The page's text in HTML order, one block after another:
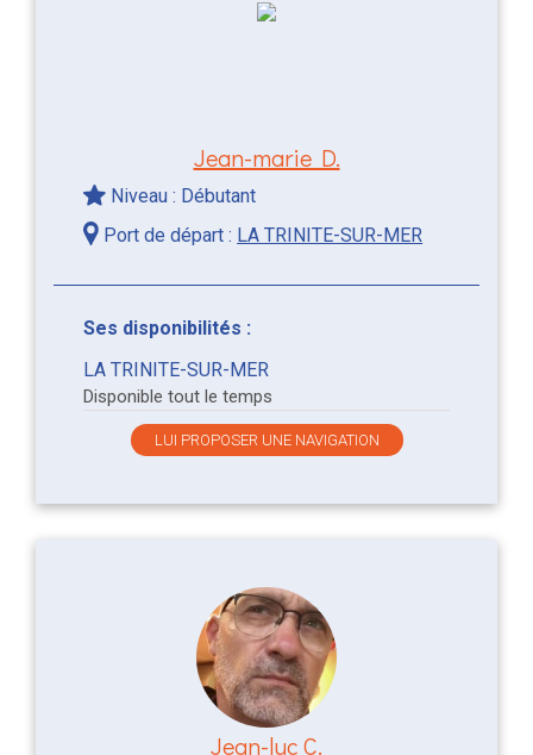
Jean-marie D.
Niveau : Débutant
Port de départ : LA TRINITE-SUR-MER
Ses disponibilités :
LA TRINITE-SUR-MER
Disponible tout le temps
LUI PROPOSER UNE NAVIGATION
Jean-luc C.